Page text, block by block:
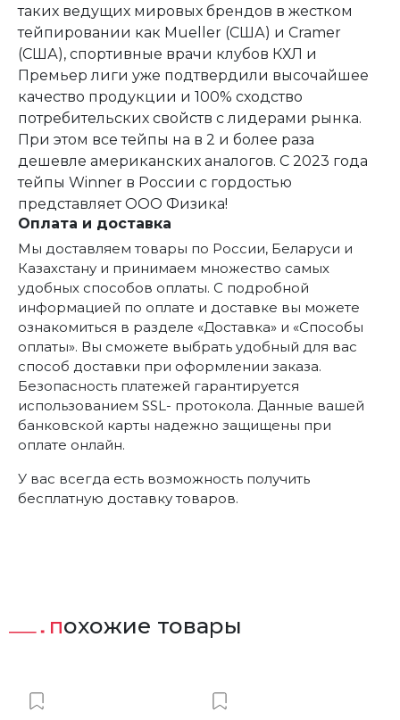
таких ведущих мировых брендов в жестком
тейпировании как Mueller (США) и Cramer
(США), спортивные врачи клубов КХЛ и
Премьер лиги уже подтвердили высочайшее
качество продукции и 100% сходство
потребительских свойств с лидерами рынка.
При этом все тейпы на в 2 и более раза
дешевле американских аналогов. С 2023 года
тейпы Winner в России с гордостью
представляет ООО Физика!
Оплата и доставка
Мы доставляем товары по России, Беларуси и
Казахстану и принимаем множество самых
удобных способов оплаты. С подробной
информацией по оплате и доставке вы можете
ознакомиться в разделе «Доставка» и «Способы
оплаты». Вы сможете выбрать удобный для вас
способ доставки при оформлении заказа.
Безопасность платежей гарантируется
использованием SSL- протокола. Данные вашей
банковской карты надежно защищены при
оплате онлайн.
У вас всегда есть возможность получить
бесплатную доставку товаров.
похожие товары